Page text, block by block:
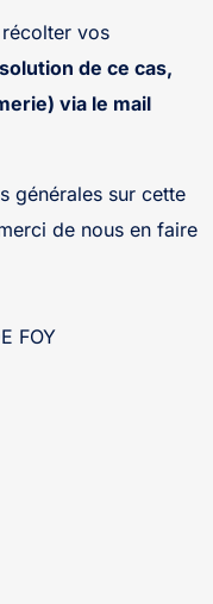
vos
de ce cas,
via le mail
générales sur cette
de nous en faire
FOY